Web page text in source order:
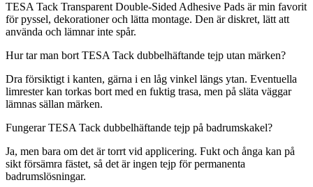
TESA Tack Transparent Double-Sided Adhesive Pads är min favorit
för pyssel, dekorationer och lätta montage. Den är diskret, lätt att
använda och lämnar inte spår.
Hur tar man bort TESA Tack dubbelhäftande tejp utan märken?
Dra försiktigt i kanten, gärna i en låg vinkel längs ytan. Eventuella
limrester kan torkas bort med en fuktig trasa, men på släta väggar
lämnas sällan märken.
Fungerar TESA Tack dubbelhäftande tejp på badrumskakel?
Ja, men bara om det är torrt vid applicering. Fukt och ånga kan på
sikt försämra fästet, så det är ingen tejp för permanenta
badrumslösningar.